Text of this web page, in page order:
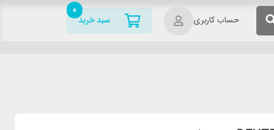
حساب کاربری سبد خرید
0